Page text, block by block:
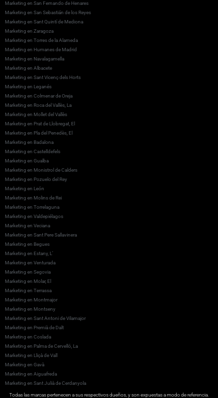
Marketing en San Fernando de Henares
Marketing en San Sebastián de los Reyes
Marketing en Sant Quintí de Mediona
Marketing en Zaragoza
Marketing en Torres de la Alameda
Marketing en Humanes de Madrid
Marketing en Navalagamella
Marketing en Albacete
Marketing en Sant Vicenç dels Horts
Marketing en Leganés
Marketing en Colmenar de Oreja
Marketing en Roca del Vallès, La
Marketing en Mollet del Vallès
Marketing en Prat de Llobregat, El
Marketing en Pla del Penedès, El
Marketing en Badalona
Marketing en Castelldefels
Marketing en Gualba
Marketing en Monistrol de Calders
Marketing en Pozuelo del Rey
Marketing en León
Marketing en Molins de Rei
Marketing en Torrelaguna
Marketing en Valdepiélagos
Marketing en Veciana
Marketing en Sant Pere Sallavinera
Marketing en Begues
Marketing en Estany, L’
Marketing en Venturada
Marketing en Segovia
Marketing en Molar, El
Marketing en Terrassa
Marketing en Montmajor
Marketing en Montseny
Marketing en Sant Antoni de Vilamajor
Marketing en Premià de Dalt
Marketing en Coslada
Marketing en Palma de Cervelló, La
Marketing en Lliçà de Vall
Marketing en Gavà
Marketing en Aiguafreda
Marketing en Sant Julià de Cerdanyola
Marketing en Sant Feliu de Codines
Todas las marcas pertenecen a sus respectivos dueños, y son expuestas a modo de referencia.